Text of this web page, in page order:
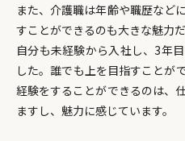
また、介護職は年齢や職歴など
すことができるのも大きな魅力だ
自分も未経験から入社し、3年
した。誰でも上を目指すことが
経験をすることができるのは、
ますし、魅力に感じています。